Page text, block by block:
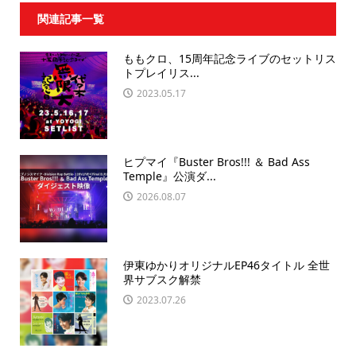
関連記事一覧
ももクロ、15周年記念ライブのセットリス
トプレイリス...
2023.05.17
ヒプマイ『Buster Bros!!! ＆ Bad Ass
Temple』公演ダ...
2026.08.07
伊東ゆかりオリジナルEP46タイトル 全世
界サブスク解禁
2023.07.26